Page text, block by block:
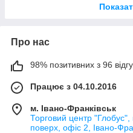
Про нас
98% позитивних з 96
Працює з 04.10.2016
м. Івано-Франківськ
Торговий центр "Глобус",
поверх, офіс 2, Івано-